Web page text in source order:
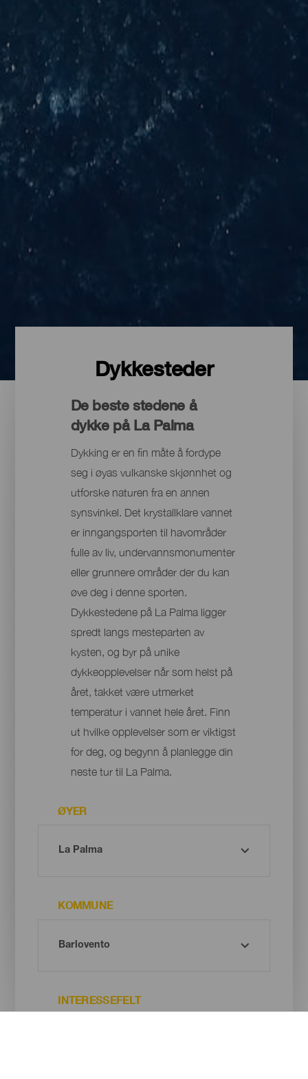
Dykkesteder
De beste stedene å
dykke på La Palma
Dykking er en fin måte å fordype
seg i øyas vulkanske skjønnhet og
utforske naturen fra en annen
synsvinkel. Det krystallklare vannet
er inngangsporten til havområder
fulle av liv, undervannsmonumenter
eller grunnere områder der du kan
øve deg i denne sporten.
Dykkestedene på La Palma ligger
spredt langs mesteparten av
kysten, og byr på unike
dykkeopplevelser når som helst på
året, takket være utmerket
temperatur i vannet hele året. Finn
ut hvilke opplevelser som er viktigst
for deg, og begynn å planlegge din
neste tur til La Palma.
ØYER
KOMMUNE
INTERESSEFELT